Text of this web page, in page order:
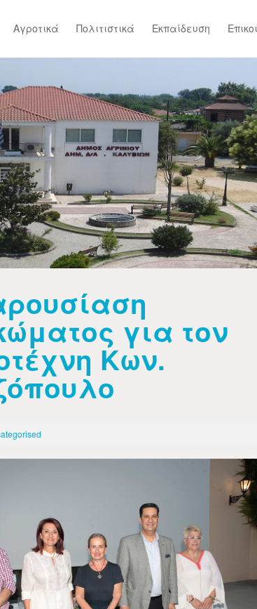
Αγροτικά Πολιτιστικά Εκπαίδευση
για τον
Κων.